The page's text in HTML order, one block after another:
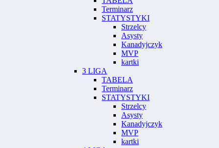
Terminarz
STATYSTYKI
Strzelcy
Asysty
Kanadyjczyk
MVP
kartki
3 LIGA
TABELA
Terminarz
STATYSTYKI
Strzelcy
Asysty
Kanadyjczyk
MVP
kartki